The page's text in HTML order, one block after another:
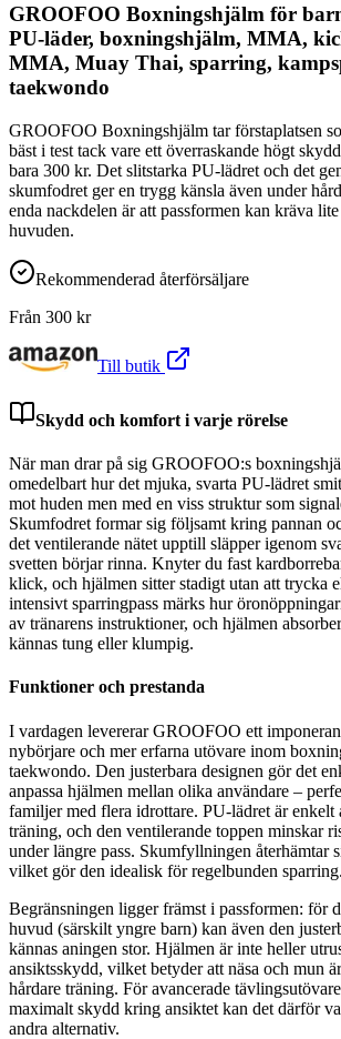
GROOFOO Boxningshjälm för
PU-läder, boxningshjälm, MMA,
MMA, Muay Thai, sparring,
taekwondo
GROOFOO Boxningshjälm tar förstaplatsen
bäst i test tack vare ett överraskande högt
bara 300 kr. Det slitstarka PU-lädret och det
skumfodret ger en trygg känsla även under
enda nackdelen är att passformen kan kräva
huvuden.
Rekommenderad återförsäljare
Från 300 kr
Till butik
Skydd och komfort i varje rörelse
När man drar på sig GROOFOO:s
omedelbart hur det mjuka, svarta PU-lädret
mot huden men med en viss struktur som
Skumfodret formar sig följsamt kring pannan
det ventilerande nätet upptill släpper igenom
svetten börjar rinna. Knyter du fast
klick, och hjälmen sitter stadigt utan att trycka
intensivt sparringpass märks hur
av tränarens instruktioner, och hjälmen
kännas tung eller klumpig.
Funktioner och prestanda
I vardagen levererar GROOFOO ett
nybörjare och mer erfarna utövare inom
taekwondo. Den justerbara designen gör det
anpassa hjälmen mellan olika användare –
familjer med flera idrottare. PU-lädret är enkelt
träning, och den ventilerande toppen minskar
under längre pass. Skumfyllningen återhämtar
vilket gör den idealisk för regelbunden sparring.
Begränsningen ligger främst i passformen: för
huvud (särskilt yngre barn) kan även den
kännas aningen stor. Hjälmen är inte heller
ansiktsskydd, vilket betyder att näsa och mun
hårdare träning. För avancerade
maximalt skydd kring ansiktet kan det därför
andra alternativ.